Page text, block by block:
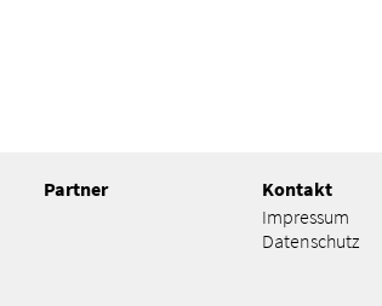
Partner
Kontakt
Impressum
Datenschutz